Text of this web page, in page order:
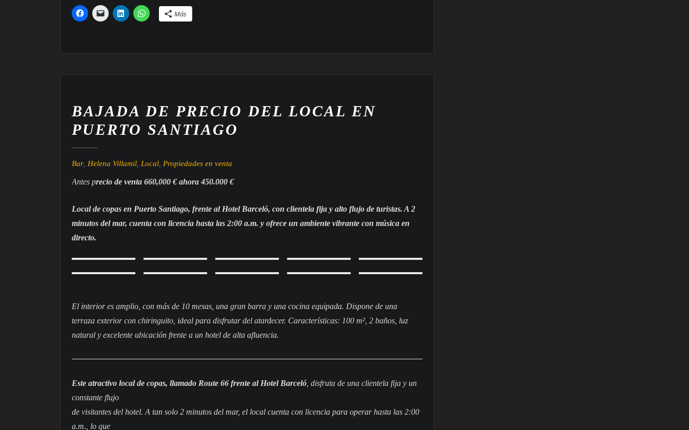
Más
BAJADA DE PRECIO DEL LOCAL EN
PUERTO SANTIAGO
Bar Helena Villamil Local Propiedades en venta
Antes precio de venta 660,000 € ahora 450.000 €
Local de copas en Puerto Santiago, frente al Hotel Barceló, con clientela fija y alto flujo de turistas. A 2
minutos del mar, cuenta con licencia hasta las 2:00 a.m. y ofrece un ambiente vibrante con música en
directo.
El interior es amplio, con más de 10 mesas, una gran barra y una cocina equipada. Dispone de una
terraza exterior con chiringuito, ideal para disfrutar del atardecer. Características: 100 m², 2 baños, luz
natural y excelente ubicación frente a un hotel de alta afluencia.
Este atractivo local de copas, llamado Route 66 frente al Hotel Barceló , disfruta de una clientela fija y un
constante flujo
de visitantes del hotel. A tan solo 2 minutos del mar, el local cuenta con licencia para operar hasta las 2:00
a.m., lo que